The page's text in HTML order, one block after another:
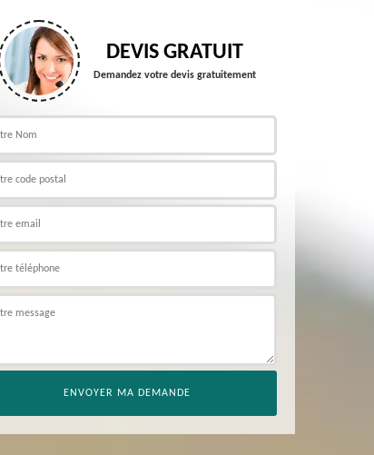
DEVIS GRATUIT
Demandez votre devis gratuitement